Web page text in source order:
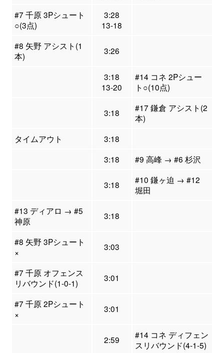
#7 千原 3Pシュート
○(3点)
3:28
13-18
#8 矢野 アシスト(1
本)
3:26
3:18
13-20
#14 コネ 2Pシュー
ト○(10点)
3:18
#17 鎌倉 アシスト(2
本)
タイムアウト
3:18
3:18
#9 高峰 → #6 杉沢
3:18
#10 鎌ヶ迫 → #12
堀田
#13 ディアロ → #5
神原
3:18
#8 矢野 3Pシュート
×
3:03
#7 千原 オフェンス
リバウンド(1-0-1)
3:01
#7 千原 2Pシュート
×
3:01
2:59
#14 コネ ディフェン
スリバウンド(4-1-5)